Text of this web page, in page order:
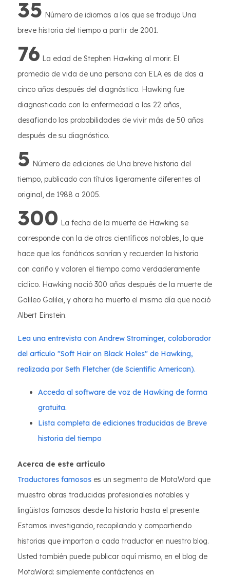
35 Número de idiomas a los que se tradujo Una
breve historia del tiempo a partir de 2001.
76 La edad de Stephen Hawking al morir. El
promedio de vida de una persona con ELA es de dos a
cinco años después del diagnóstico. Hawking fue
diagnosticado con la enfermedad a los 22 años,
desafiando las probabilidades de vivir más de 50 años
después de su diagnóstico.
5 Número de ediciones de Una breve historia del
tiempo, publicado con títulos ligeramente diferentes al
original, de 1988 a 2005.
300 La fecha de la muerte de Hawking se
corresponde con la de otros científicos notables, lo que
hace que los fanáticos sonrían y recuerden la historia
con cariño y valoren el tiempo como verdaderamente
cíclico. Hawking nació 300 años después de la muerte de
Galileo Galilei, y ahora ha muerto el mismo día que nació
Albert Einstein.
Lea una entrevista con Andrew Strominger, colaborador
del artículo "Soft Hair on Black Holes" de Hawking,
realizada por Seth Fletcher (de Scientific American).
Acceda al software de voz de Hawking de forma
gratuita.
Lista completa de ediciones traducidas de Breve
historia del tiempo
Acerca de este artículo
Traductores famosos es un segmento de MotaWord que
muestra obras traducidas profesionales notables y
lingüistas famosos desde la historia hasta el presente.
Estamos investigando, recopilando y compartiendo
historias que importan a cada traductor en nuestro blog.
Usted también puede publicar aquí mismo, en el blog de
MotaWord: simplemente contáctenos en